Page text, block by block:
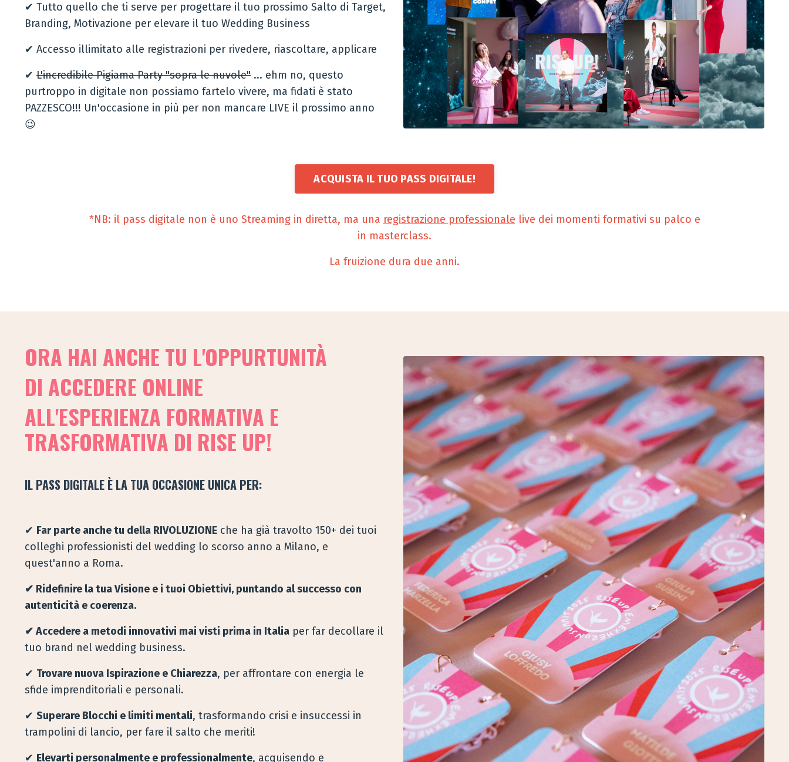
✔ Tutto quello che ti serve per progettare il tuo prossimo Salto di Target,
Branding, Motivazione per elevare il tuo Wedding Business
✔ Accesso illimitato alle registrazioni per rivedere, riascoltare, applicare
✔ L'incredibile Pigiama Party "sopra le nuvole" ... ehm no, questo
purtroppo in digitale non possiamo fartelo vivere, ma fidati è stato
PAZZESCO!!! Un'occasione in più per non mancare LIVE il prossimo anno
😉
ACQUISTA IL TUO PASS DIGITALE!
*NB: il pass digitale non è uno Streaming in diretta, ma una registrazione professionale live dei momenti formativi su palco e
in masterclass.
La fruizione dura due anni.
ORA HAI ANCHE TU L'OPPURTUNITÀ
DI ACCEDERE ONLINE
ALL'ESPERIENZA FORMATIVA E
TRASFORMATIVA DI RISE UP!
IL PASS DIGITALE È LA TUA OCCASIONE UNICA PER:
✔ Far parte anche tu della RIVOLUZIONE che ha già travolto 150+ dei tuoi
colleghi professionisti del wedding lo scorso anno a Milano, e
quest'anno a Roma.
✔ Ridefinire la tua Visione e i tuoi Obiettivi, puntando al successo con
autenticità e coerenza.
✔ Accedere a metodi innovativi mai visti prima in Italia per far decollare il
tuo brand nel wedding business.
✔ Trovare nuova Ispirazione e Chiarezza, per affrontare con energia le
sfide imprenditoriali e personali.
✔ Superare Blocchi e limiti mentali, trasformando crisi e insuccessi in
trampolini di lancio, per fare il salto che meriti!
✔ Elevarti personalmente e professionalmente, acquisendo e